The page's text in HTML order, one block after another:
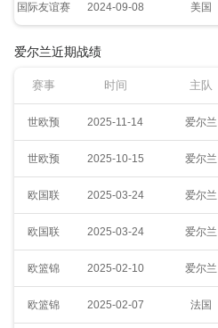
国际友谊赛 2024-09-08 美国
爱尔兰近期战绩
赛事 时间 主队
世欧预 2025-11-14 爱尔兰
世欧预 2025-10-15 爱尔兰
欧国联 2025-03-24 爱尔兰
欧国联 2025-03-24 爱尔兰
欧篮锦 2025-02-10 爱尔兰
欧篮锦 2025-02-07 法国